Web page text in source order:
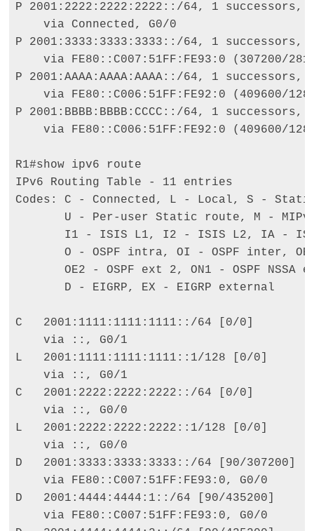
P 2001:2222:2222:2222::/64, 1 successors,
    via Connected, G0/0
P 2001:3333:3333:3333::/64, 1 successors,
via FE80::C007:51FF:FE93:0 (307200/
P 2001:AAAA:AAAA:AAAA::/64, 1
via FE80::C006:51FF:FE92:0 (409600/
P 2001:BBBB:BBBB:CCCC::/64, 1
via FE80::C006:51FF:FE92:0 (409600/
R1#show ipv6 route
IPv6 Routing Table - 11 entries
Codes: C - Connected, L - Local, S -
U - Per-user Static route, M -
I1 - ISIS L1, I2 - ISIS L2, IA -
O - OSPF intra, OI - OSPF inter,
OE2 - OSPF ext 2, ON1 - OSPF NSSA
       D - EIGRP, EX - EIGRP external
C   2001:1111:1111:1111::/64 [0/0]
    via ::, G0/1
L   2001:1111:1111:1111::1/128 [0/0]
    via ::, G0/1
C   2001:2222:2222:2222::/64 [0/0]
    via ::, G0/0
L   2001:2222:2222:2222::1/128 [0/0]
    via ::, G0/0
D   2001:3333:3333:3333::/64 [90/307200]
    via FE80::C007:51FF:FE93:0, G0/0
D   2001:4444:4444:1::/64 [90/435200]
    via FE80::C007:51FF:FE93:0, G0/0